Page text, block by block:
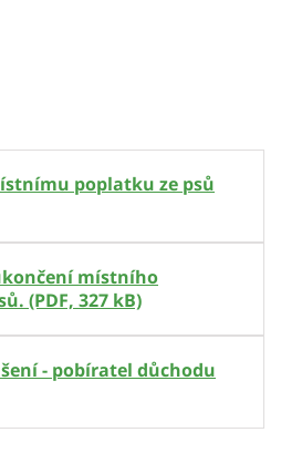
poplatku ze psů
místního
(PDF, 327 kB)
- pobíratel důchodu